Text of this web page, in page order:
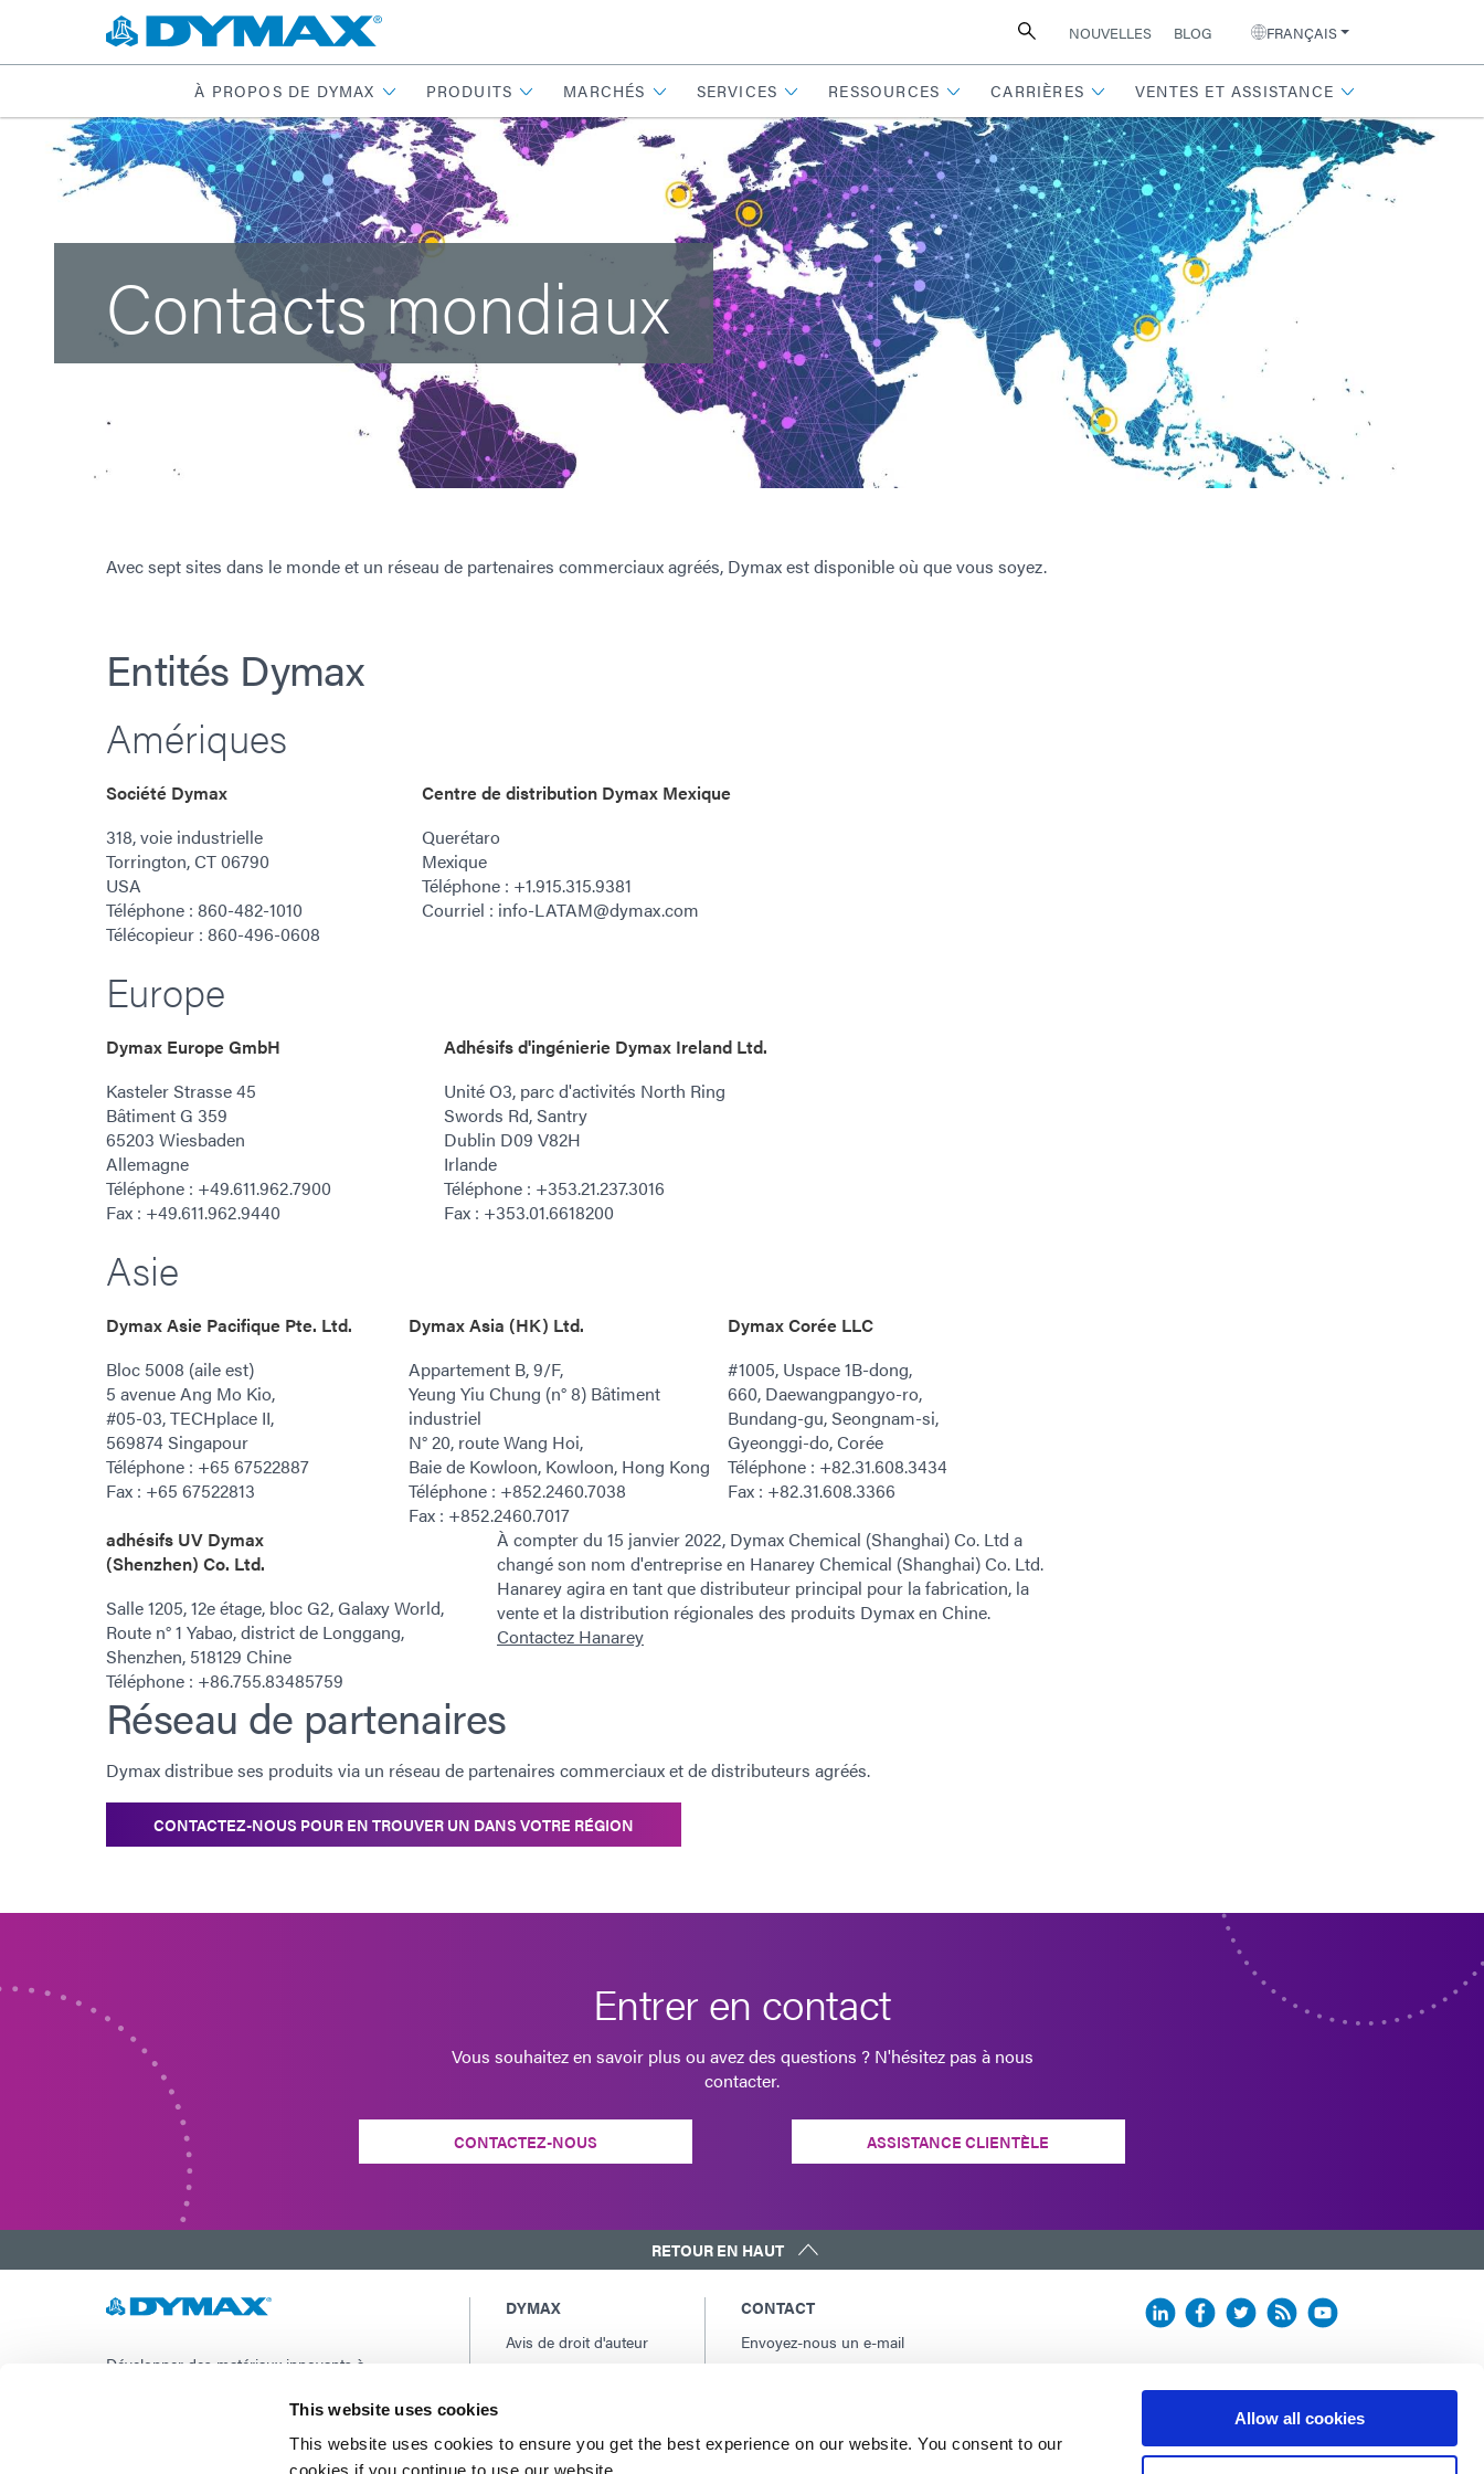
This website uses cookies
This website uses cookies to ensure you get the best experience on our website. You consent to our
Allow all cookies
NOUVELLES BLOG FRANÇAIS
À PROPOS DE DYMAX PRODUITS MARCHÉS SERVICES RESSOURCES CARRIÈRES VENTES ET ASSISTANCE
Contacts mondiaux
Avec sept sites dans le monde et un réseau de partenaires commerciaux agréés, Dymax est disponible où que vous soyez.
Entités Dymax
Amériques
Société Dymax
318, voie industrielle
Torrington, CT 06790
USA
Téléphone : 860-482-1010
Télécopieur : 860-496-0608
Centre de distribution Dymax Mexique
Querétaro
Mexique
Téléphone : +1.915.315.9381
Courriel : info-LATAM@dymax.com
Europe
Dymax Europe GmbH
Kasteler Strasse 45
Bâtiment G 359
65203 Wiesbaden
Allemagne
Téléphone : +49.611.962.7900
Fax : +49.611.962.9440
Adhésifs d'ingénierie Dymax Ireland Ltd.
Unité O3, parc d'activités North Ring
Swords Rd, Santry
Dublin D09 V82H
Irlande
Téléphone : +353.21.237.3016
Fax : +353.01.6618200
Asie
Dymax Asie Pacifique Pte. Ltd.
Bloc 5008 (aile est)
5 avenue Ang Mo Kio,
#05-03, TECHplace II,
569874 Singapour
Téléphone : +65 67522887
Fax : +65 67522813
Dymax Asia (HK) Ltd.
Appartement B, 9/F,
Yeung Yiu Chung (n° 8) Bâtiment
industriel
N° 20, route Wang Hoi,
Baie de Kowloon, Kowloon, Hong Kong
Téléphone : +852.2460.7038
Fax : +852.2460.7017
Dymax Corée LLC
#1005, Uspace 1B-dong,
660, Daewangpangyo-ro,
Bundang-gu, Seongnam-si,
Gyeonggi-do, Corée
Téléphone : +82.31.608.3434
Fax : +82.31.608.3366
adhésifs UV Dymax
(Shenzhen) Co. Ltd.
Salle 1205, 12e étage, bloc G2, Galaxy World,
Route n° 1 Yabao, district de Longgang,
Shenzhen, 518129 Chine
Téléphone : +86.755.83485759
À compter du 15 janvier 2022, Dymax Chemical (Shanghai) Co. Ltd a
changé son nom d'entreprise en Hanarey Chemical (Shanghai) Co. Ltd.
Hanarey agira en tant que distributeur principal pour la fabrication, la
vente et la distribution régionales des produits Dymax en Chine.
Contactez Hanarey
Réseau de partenaires
Dymax distribue ses produits via un réseau de partenaires commerciaux et de distributeurs agréés.
CONTACTEZ-NOUS POUR EN TROUVER UN DANS VOTRE RÉGION
Entrer en contact
Vous souhaitez en savoir plus ou avez des questions ? N'hésitez pas à nous
contacter.
CONTACTEZ-NOUS ASSISTANCE CLIENTÈLE
RETOUR EN HAUT
Développer des matériaux innovants à
des équipements de dosage et des systèmes de
améliorer considérablement l'efficacité de la
DYMAX
Avis de droit d'auteur
d'achat
CONTACT
Envoyez-nous un e-mail